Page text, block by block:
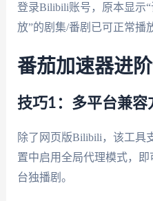
登录Bilibili账号，原本显示
放”的剧集/番剧已可正常播
番茄加速器进
技巧1：多平台兼容
除了网页版Bilibili，该工具
置中启用全局代理模式，
台独播剧。